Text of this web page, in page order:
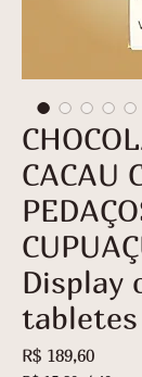
CACAU
Display
tabletes
R$ 189,60Preço